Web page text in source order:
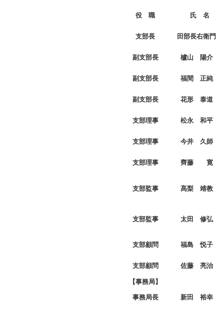
役 職 氏 名
支部長 田部長右衛門
副支部長 櫨山 陽介
副支部長 福間 正純
副支部長 花形 泰道
支部理事 松永 和平
支部理事 今井 久師
支部理事 齊藤 寛
支部監事 髙梨 靖教
支部監事 太田 修弘
支部顧問 福島 悦子
支部顧問 佐藤 亮治
【事務局】
事務局長 新田 裕幸